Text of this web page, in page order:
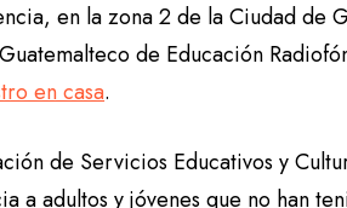
en la zona 2 de la Ciudad de
de Educación
en casa.
de Servicios Educativos y
a adultos y jóvenes que no han